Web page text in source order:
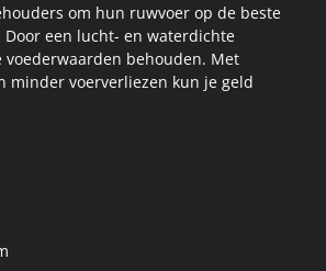
om hun ruwvoer op de beste
Door een lucht- en waterdichte
behouden. Met
minder voerverliezen kun je geld